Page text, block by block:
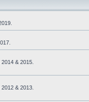
& 2015.
& 2013.